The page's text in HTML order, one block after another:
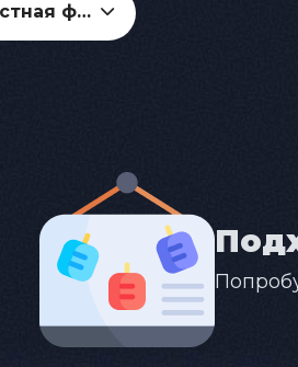
Калужская областная филармония